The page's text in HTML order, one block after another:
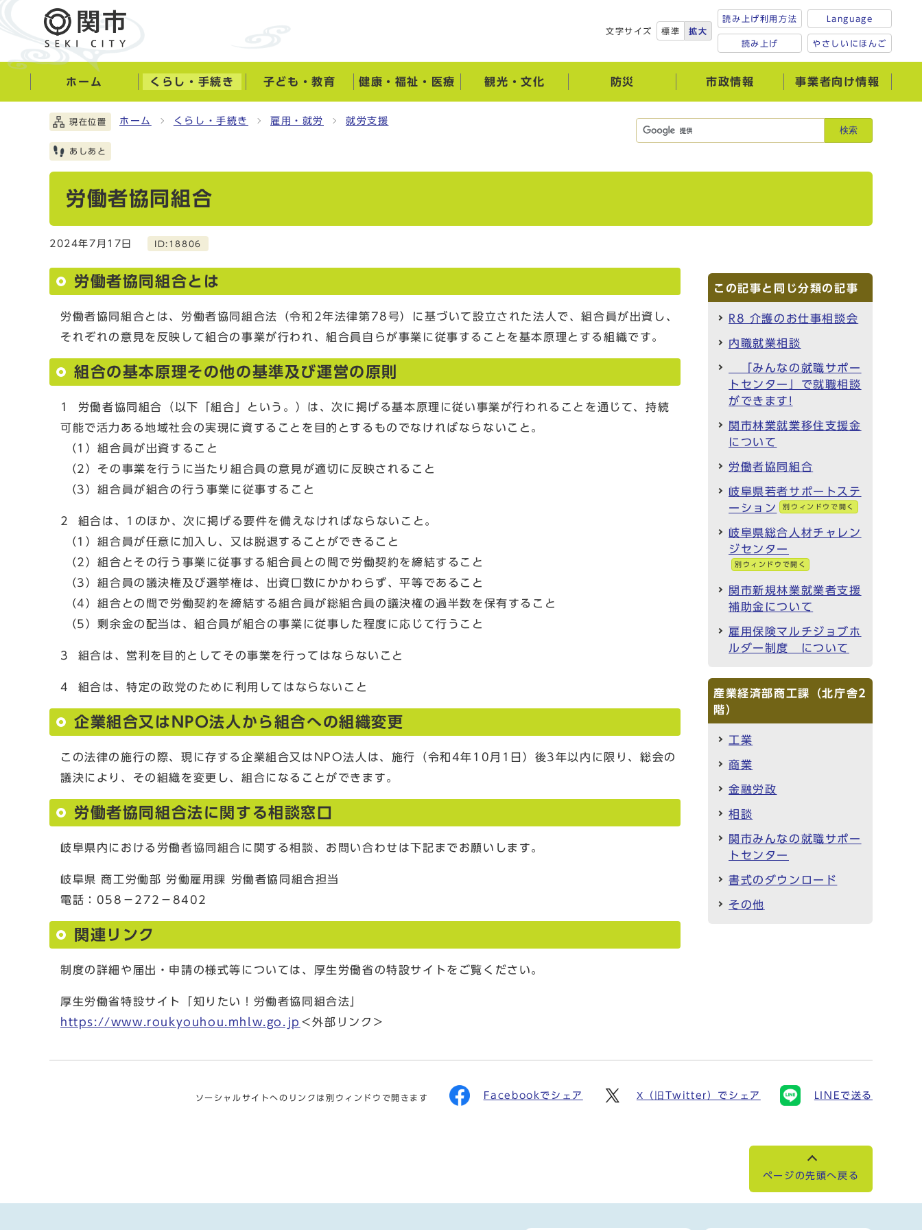
文字サイズ 標準 拡大
読み上げ利用方法
読み上げ
Language
やさしいにほんご
ホーム くらし・手続き 子ども・教育 健康・福祉・医療 観光・文化 防災 市政情報 事業者向け情報
検索
現在位置 ホーム くらし・手続き 雇用・就労 就労支援
あしあと
労働者協同組合
2024年7月17日 ID:18806
労働者協同組合とは
労働者協同組合とは、労働者協同組合法（令和2年法律第78号）に基づいて設立された法人で、組合員が出資し、
それぞれの意見を反映して組合の事業が行われ、組合員自らが事業に従事することを基本原理とする組織です。
組合の基本原理その他の基準及び運営の原則
1 労働者協同組合（以下「組合」という。）は、次に掲げる基本原理に従い事業が行われることを通じて、持続
可能で活力ある地域社会の実現に資することを目的とするものでなければならないこと。
（1）組合員が出資すること
（2）その事業を行うに当たり組合員の意見が適切に反映されること
（3）組合員が組合の行う事業に従事すること
2 組合は、1のほか、次に掲げる要件を備えなければならないこと。
（1）組合員が任意に加入し、又は脱退することができること
（2）組合とその行う事業に従事する組合員との間で労働契約を締結すること
（3）組合員の議決権及び選挙権は、出資口数にかかわらず、平等であること
（4）組合との間で労働契約を締結する組合員が総組合員の議決権の過半数を保有すること
（5）剰余金の配当は、組合員が組合の事業に従事した程度に応じて行うこと
3 組合は、営利を目的としてその事業を行ってはならないこと
4 組合は、特定の政党のために利用してはならないこと
企業組合又はNPO法人から組合への組織変更
この法律の施行の際、現に存する企業組合又はNPO法人は、施行（令和4年10月1日）後3年以内に限り、総会の
議決により、その組織を変更し、組合になることができます。
労働者協同組合法に関する相談窓口
岐阜県内における労働者協同組合に関する相談、お問い合わせは下記までお願いします。
岐阜県 商工労働部 労働雇用課 労働者協同組合担当
電話：058−272−8402
関連リンク
制度の詳細や届出・申請の様式等については、厚生労働省の特設サイトをご覧ください。
厚生労働省特設サイト「知りたい！労働者協同組合法」
https://www.roukyouhou.mhlw.go.jp ＜外部リンク＞
この記事と同じ分類の記事
R8 介護のお仕事相談会
内職就業相談
「みんなの就職サポー
トセンター」で就職相談
ができます!
関市林業就業移住支援金
について
労働者協同組合
岐阜県若者サポートステ
ーション
別ウィンドウで開く
岐阜県総合人材チャレン
ジセンター
別ウィンドウで開く
関市新規林業就業者支援
補助金について
雇用保険マルチジョブホ
ルダー制度 について
産業経済部商工課（北庁舎2
階）
工業
商業
金融労政
相談
関市みんなの就職サポー
トセンター
書式のダウンロード
その他
ソーシャルサイトへのリンクは別ウィンドウで開きます Facebookでシェア X（旧Twitter）でシェア LINEで送る
ページの先頭へ戻る